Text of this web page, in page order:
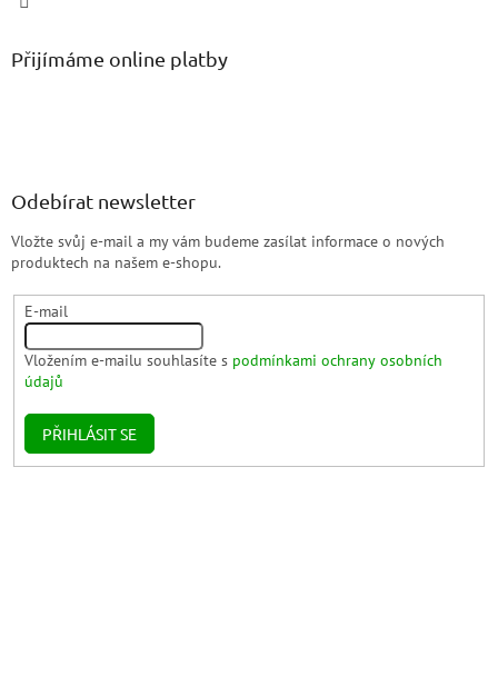
Přijímáme online platby
Odebírat newsletter
Vložte svůj e-mail a my vám budeme zasílat informace o nových
produktech na našem e-shopu.
E-mail
Vložením e-mailu souhlasíte s podmínkami ochrany osobních
údajů
PŘIHLÁSIT SE